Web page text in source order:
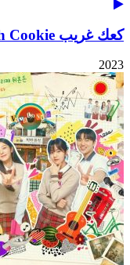
كعك غريب High Cookie
2023